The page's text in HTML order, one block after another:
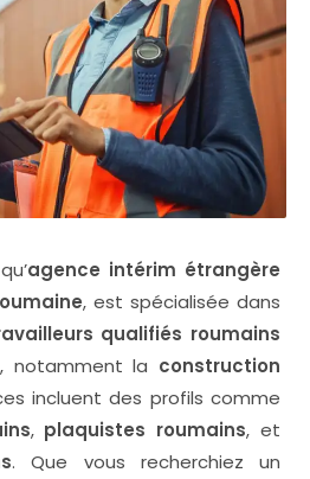
agence intérim étrangère
, est spécialisée dans
qualifiés roumains
notamment la construction
incluent des profils comme
, plaquistes roumains, et
. Que vous recherchiez un